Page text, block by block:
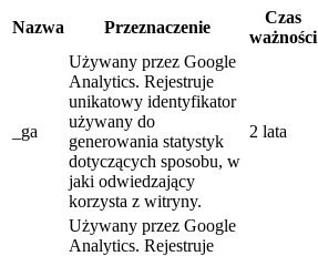
Nazwa Przeznaczenie
Czas
ważności
_ga
Używany przez Google
Analytics. Rejestruje
unikatowy identyfikator
używany do
generowania statystyk
dotyczących sposobu, w
jaki odwiedzający
korzysta z witryny.
2 lata
Używany przez Google
Analytics. Rejestruje